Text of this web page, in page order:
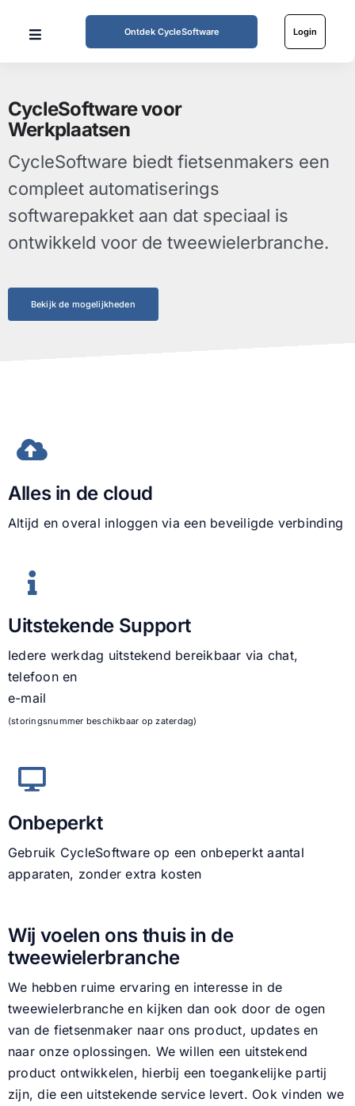
Ontdek CycleSoftware Login
Toggle
Mogelijkheden
Werkwijze
Tarieven
Over ons
Contact
CycleSoftware voor
CycleSoftware biedt fietsenmakers een
compleet automatiserings
softwarepakket aan dat speciaal is
ontwikkeld voor de tweewielerbranche.
Bekijk de mogelijkheden
Alles in de cloud
Altijd en overal inloggen via een beveiligde verbinding
Uitstekende Support
Iedere werkdag uitstekend bereikbaar via chat,
telefoon en
e-mail
(storingsnummer beschikbaar op zaterdag)
Onbeperkt
Gebruik CycleSoftware op een onbeperkt aantal
apparaten, zonder extra kosten
Wij voelen ons thuis in de
tweewielerbranche
We hebben ruime ervaring en interesse in de
tweewielerbranche en kijken dan ook door de ogen
van de fietsenmaker naar ons product, updates en
naar onze oplossingen. We willen een uitstekend
product ontwikkelen, hierbij een toegankelijke partij
zijn, die een uitstekende service levert. Ook vinden we